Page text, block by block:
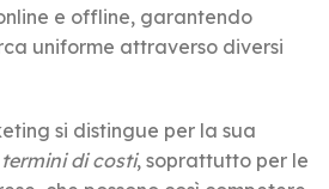
e offline, garantendo
uniforme attraverso diversi
si distingue per la sua
di costi, soprattutto per le